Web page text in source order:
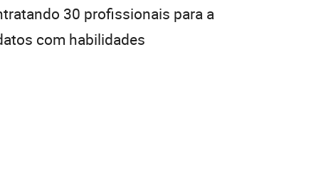
30 profissionais para a
com habilidades